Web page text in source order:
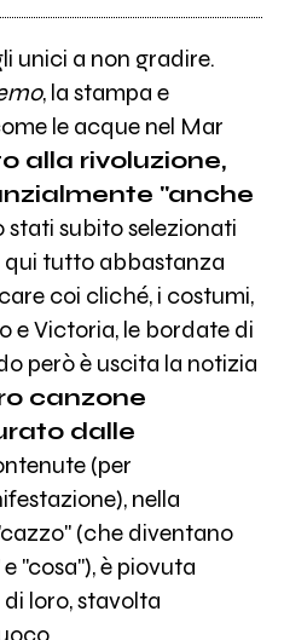
unici a non gradire.
, la stampa e
le acque nel Mar
alla rivoluzione,
"anche
stati subito selezionati
qui tutto abbastanza
coi cliché, i costumi,
e Victoria, le bordate di
però è uscita la notizia
canzone
dalle
(per
nella
(che diventano
"cosa"), è piovuta
di loro, stavolta